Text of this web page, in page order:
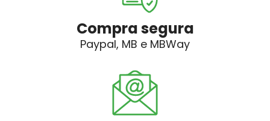
Compra segura
Paypal, MB e MBWay